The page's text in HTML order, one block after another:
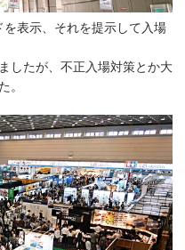
表示、それを提示して入場
したが、不正入場対策とか大